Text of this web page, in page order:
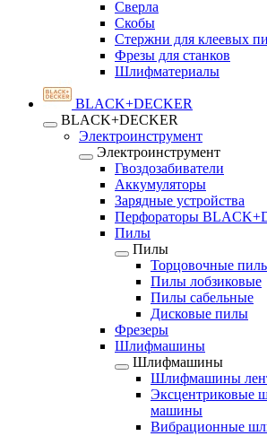
Сверла
Скобы
Стержни для клеевых
Фрезы для станков
Шлифматериалы
BLACK+DECKER
BLACK+DECKER
Электроинструмент
Электроинструмент
Гвоздозабиватели
Аккумуляторы
Зарядные устройства
Перфораторы
Пилы
Пилы
Торцовочные
Пилы лобзиковые
Пилы сабельные
Дисковые пилы
Фрезеры
Шлифмашины
Шлифмашины
Шлифмашины
Эксцентриковые
машины
Вибрационные